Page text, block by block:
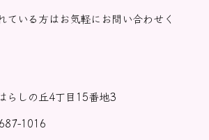
ている方はお気軽にお問い合わせく
らしの丘4丁目15番地3
1016